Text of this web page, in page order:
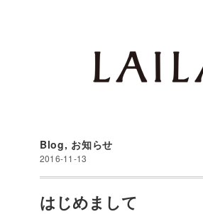
Blog, お知らせ
2016-11-13
はじめまして